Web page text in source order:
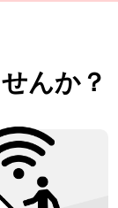
んか？